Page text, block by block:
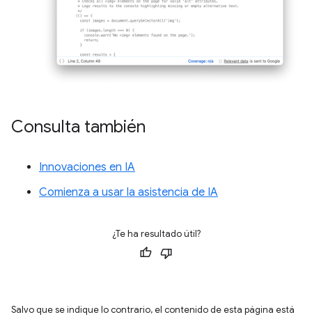
Consulta también
Innovaciones en IA
Comienza a usar la asistencia de IA
¿Te ha resultado útil?
Salvo que se indique lo contrario, el contenido de esta página está